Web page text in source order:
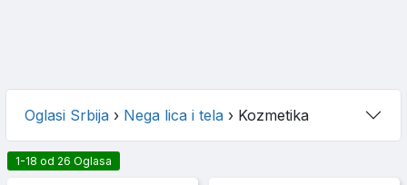
Oglasi Srbija › Nega lica i tela › Kozmetika
1-18 od 26 Oglasa